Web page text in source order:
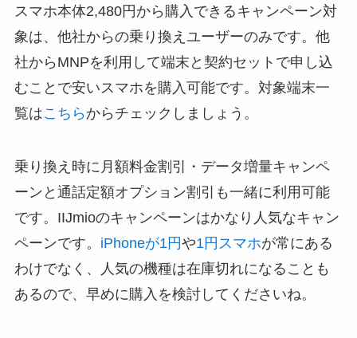
スマホ本体2,480円から購入できるキャンペーン対
象は、他社からの乗り換えユーザーのみです。他
社からMNPを利用して端末と契約セットで申し込
むことで安いスマホを購入可能です。対象端末一
覧はこちら からチェックしましょう。
乗り換え時に月額料金割引・データ増量キャンペ
ーンと通話定額オプション割引も一緒に利用可能
です。IIJmioのキャンペーンはかなり人気なキャン
ペーンです。 iPhoneが1円や1円スマホが常にある
わけでなく、人気の機種は在庫切れになることも
あるので、早めに購入を検討してくださいね。